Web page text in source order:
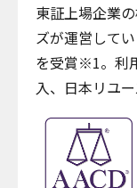
東証上場企業
ズが運営して
を受賞※1。利
入、日本リユ